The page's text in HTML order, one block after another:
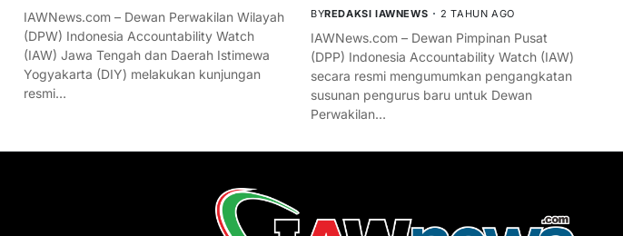
IAWNews.com – Dewan Perwakilan Wilayah
(DPW) Indonesia Accountability Watch
(IAW) Jawa Tengah dan Daerah Istimewa
Yogyakarta (DIY) melakukan kunjungan
resmi…
BYREDAKSI IAWNEWS 2 TAHUN AGO
IAWNews.com – Dewan Pimpinan Pusat
(DPP) Indonesia Accountability Watch (IAW)
secara resmi mengumumkan pengangkatan
susunan pengurus baru untuk Dewan
Perwakilan…